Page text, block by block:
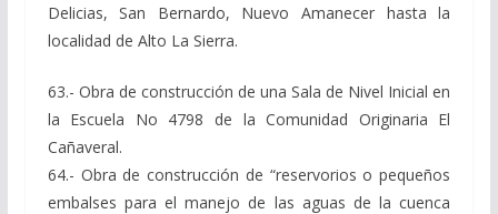
Delicias, San Bernardo, Nuevo Amanecer hasta la
localidad de Alto La Sierra.
63.- Obra de construcción de una Sala de Nivel Inicial en
la Escuela No 4798 de la Comunidad Originaria El
Cañaveral.
64.- Obra de construcción de “reservorios o pequeños
embalses para el manejo de las aguas de la cuenca